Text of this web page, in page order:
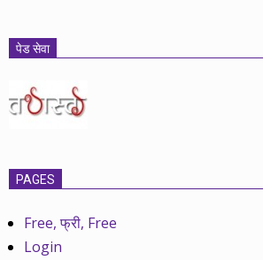
पेड सेवा
PAGES
Free, फ्री, Free
Login